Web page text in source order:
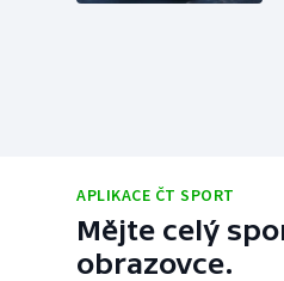
APLIKACE ČT SPORT
Mějte celý
obrazovce.